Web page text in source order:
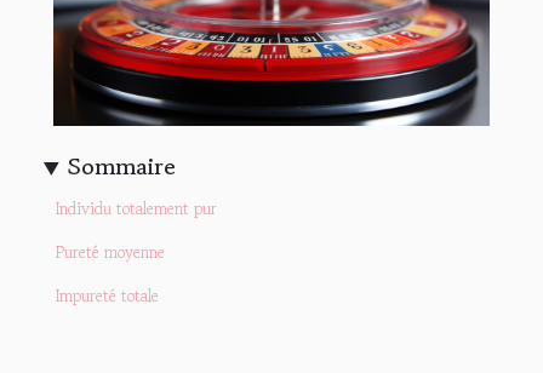
Sommaire
Individu totalement pur
Pureté moyenne
Impureté totale